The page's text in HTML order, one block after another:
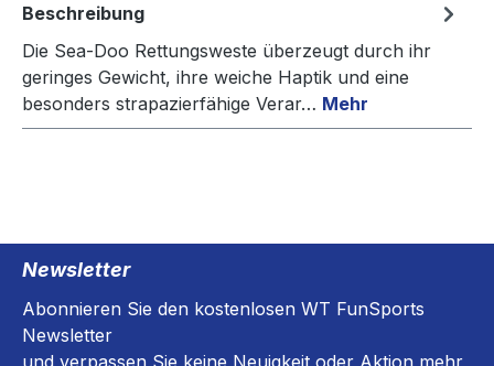
Beschreibung
Die Sea-Doo Rettungsweste überzeugt durch ihr
geringes Gewicht, ihre weiche Haptik und eine
besonders strapazierfähige Verar… Mehr
Newsletter
Abonnieren Sie den kostenlosen WT FunSports
Newsletter
und verpassen Sie keine Neuigkeit oder Aktion mehr